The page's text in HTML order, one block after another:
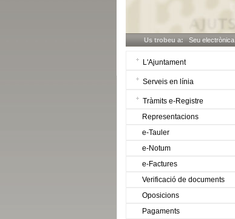
Us trobeu a: Seu electrònica
L'Ajuntament
Serveis en línia
Tràmits e-Registre
Representacions
e-Tauler
e-Notum
e-Factures
Verificació de documents
Oposicions
Pagaments